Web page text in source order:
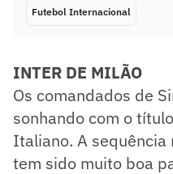
Futebol Internacional
INTER DE MILÃO
Os comandados de
sonhando com o
Italiano. A sequência
tem sido muito boa